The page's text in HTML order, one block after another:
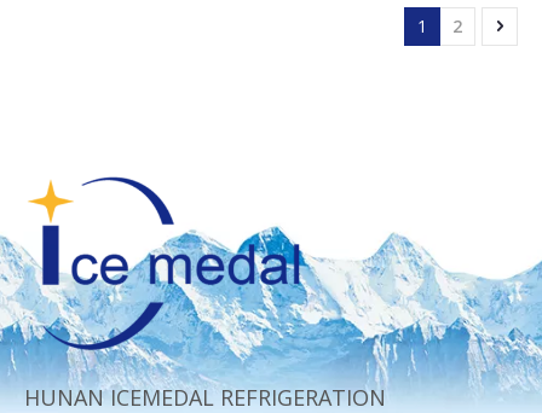
1 2
HUNAN ICEMEDAL REFRIGERATION